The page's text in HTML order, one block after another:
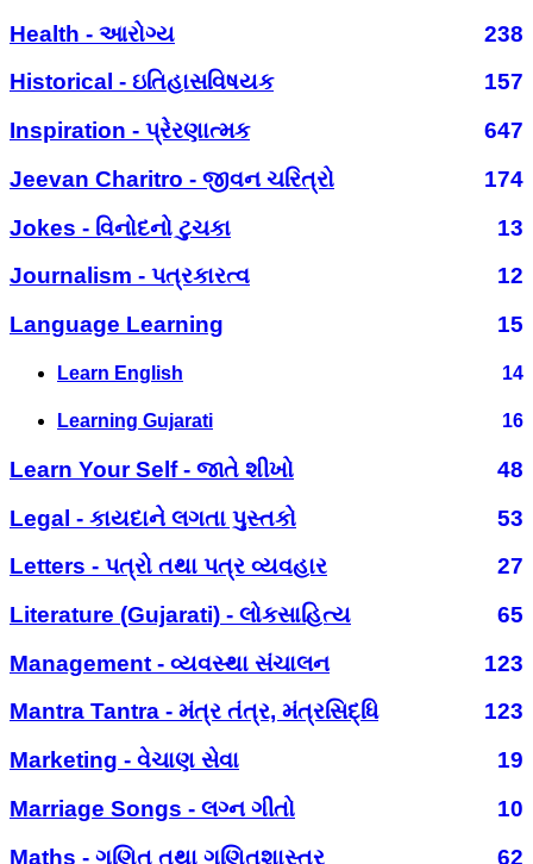
Health - આરોગ્ય
238
Historical - ઇતિહાસવિષયક
157
Inspiration - પ્રેરણાત્મક
647
Jeevan Charitro - જીવન ચરિત્રો
174
Jokes - વિનોદનો ટુચકા
13
Journalism - પત્રકારત્વ
12
Language Learning
15
Learn English 14
Learning Gujarati 16
Learn Your Self - જાતે શીખો
48
Legal - કાયદાને લગતા પુસ્તકો
53
Letters - પત્રો તથા પત્ર વ્યવહાર
27
Literature (Gujarati) - લોકસાહિત્ય
65
Management - વ્યવસ્થા સંચાલન
123
Mantra Tantra - મંત્ર તંત્ર, મંત્રસિદ્ધિ
123
Marketing - વેચાણ સેવા
19
Marriage Songs - લગ્ન ગીતો
10
Maths - ગણિત તથા ગણિતશાસ્ત્ર
62